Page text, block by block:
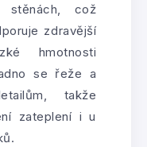
stěnách, což
zdravější
hmotnosti
se řeže a
takže
zateplení i u